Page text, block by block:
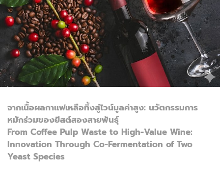
จากเนื้อผลกาแฟเหลือทิ้งสู่ไวน์มูลค่าสูง: นวัตกรรมการ
หมักร่วมของยีสต์สองสายพันธุ์
From Coffee Pulp Waste to High-Value Wine:
Innovation Through Co-Fermentation of Two
Yeast Species